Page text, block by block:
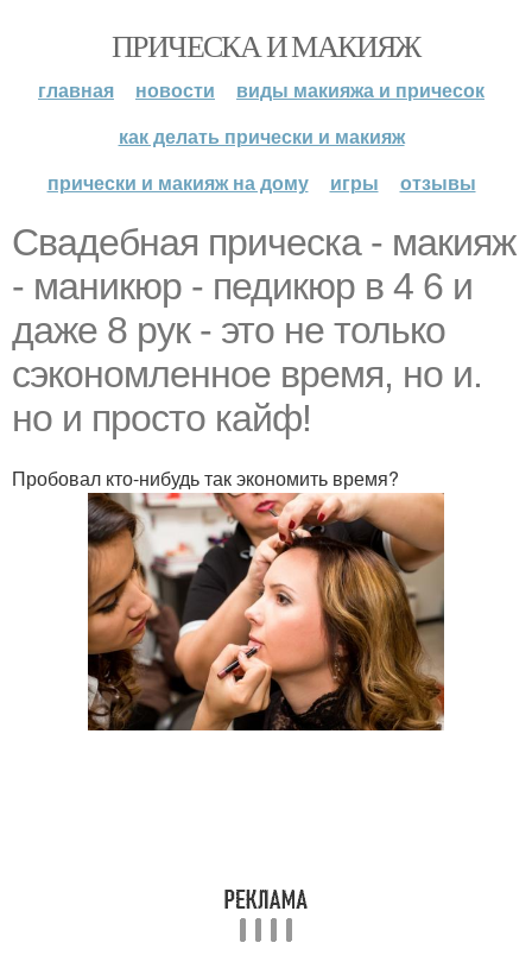
ПРИЧЕСКА И МАКИЯЖ
главная новости
виды макияжа и причесок
как делать прически и макияж
прически и макияж на дому
игры отзывы
Свадебная прическа - макияж
- маникюр - педикюр в 4 6 и
даже 8 рук - это не только
сэкономленное время, но и.
но и просто кайф!
Пробовал кто-нибудь так экономить время?